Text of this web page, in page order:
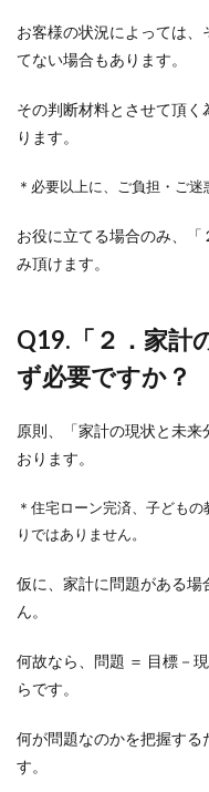
お客様の状況によっては
てない場合もあります。
その判断材料とさせて頂
ります。
＊必要以上に、ご負担・ご
お役に立てる場合のみ、
み頂けます。
Q19. 「２．家
ず必要ですか？
原則、「家計の現状と未
おります。
＊住宅ローン完済、子ども
りではありません。
仮に、家計に問題がある
ん。
何故なら、問題 ＝ 目標－
らです。
何が問題なのかを把握する
す。